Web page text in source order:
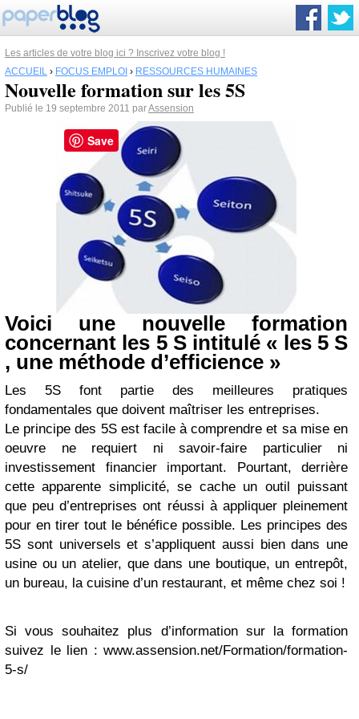
Les articles de votre blog ici ? Inscrivez votre blog !
ACCUEIL › FOCUS EMPLOI › RESSOURCES HUMAINES
Nouvelle formation sur les 5S
Publié le 19 septembre 2011 parAssension
Voici une nouvelle formation
concernant les 5 S intitulé « les 5 S
, une méthode d’efficience »
Les 5S font partie des meilleures pratiques
fondamentales que doivent maîtriser les entreprises.
Le principe des 5S est facile à comprendre et sa mise en
oeuvre ne requiert ni savoir-faire particulier ni
investissement financier important. Pourtant, derrière
cette apparente simplicité, se cache un outil puissant
que peu d’entreprises ont réussi à appliquer pleinement
pour en tirer tout le bénéfice possible. Les principes des
5S sont universels et s’appliquent aussi bien dans une
usine ou un atelier, que dans une boutique, un entrepôt,
un bureau, la cuisine d’un restaurant, et même chez soi !
Si vous souhaitez plus d’information sur la formation
suivez le lien : www.assension.net/Formation/formation-
5-s/
Save